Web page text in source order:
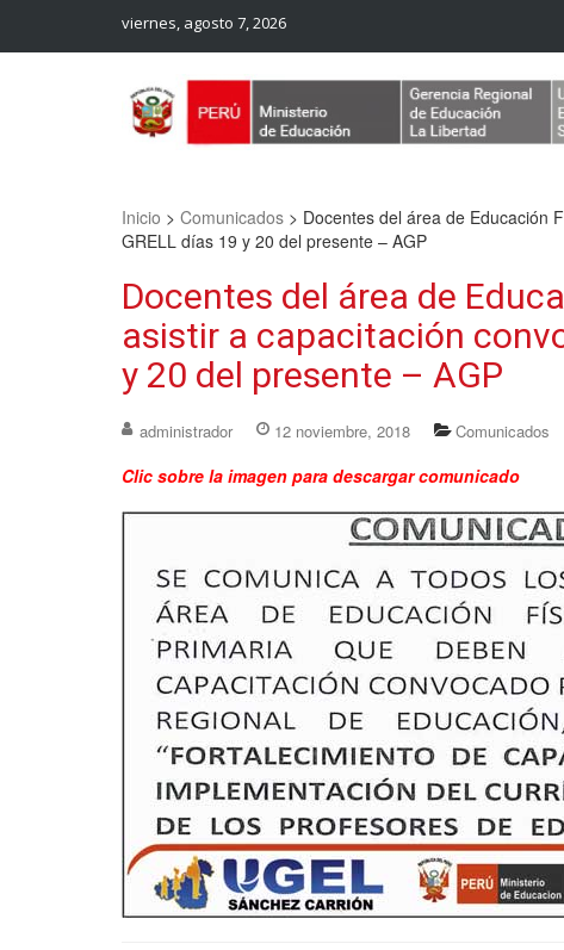
viernes, agosto 7, 2026
Inicio > Comunicados > Docentes del área de Educación
GRELL días 19 y 20 del presente – AGP
Docentes del área de
asistir a capacitación
y 20 del presente – AGP
administrador 12 noviembre, 2018 Comunicados
Clic sobre la imagen para descargar comunicado